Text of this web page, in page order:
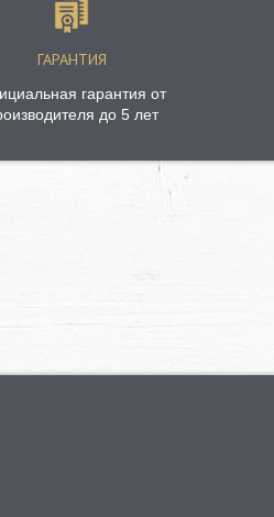
ГАРАНТИЯ
гарантия от
до 5 лет